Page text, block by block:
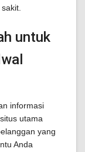
untuk
informasi
utama
yang
Anda